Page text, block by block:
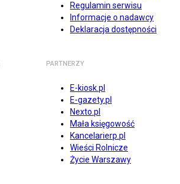
Regulamin serwisu
Informacje o nadawcy
Deklaracja dostępności
PARTNERZY
E-kiosk.pl
E-gazety.pl
Nexto.pl
Mała księgowość
Kancelarierp.pl
Wieści Rolnicze
Życie Warszawy